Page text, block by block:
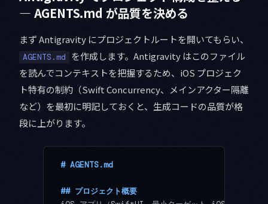
— AGENTS.md が品質を決める
まず Antigravity にプロジェクトルートを開いてもらい、
AGENTS.md
を作成します。Antigravity はこのファイル
を読んでコンテキストを把握するため、iOS プロジェク
ト特有の制約（Swift Concurrency、メインアクター隔離
など）を最初に明記しておくと、生成コードの品質が格
段に上がります。
# AGENTS.md
## プロジェクト概要